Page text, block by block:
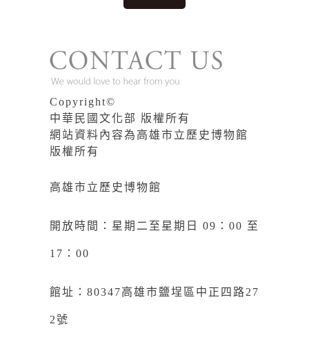
Copyright©
中華民國文化部 版權所有
網站資料內容為高雄市立歷史博物館
版權所有
高雄市立歷史博物館
開放時間：星期二至星期日 09：00 至
17：00
館址：80347高雄市鹽埕區中正四路27
2號